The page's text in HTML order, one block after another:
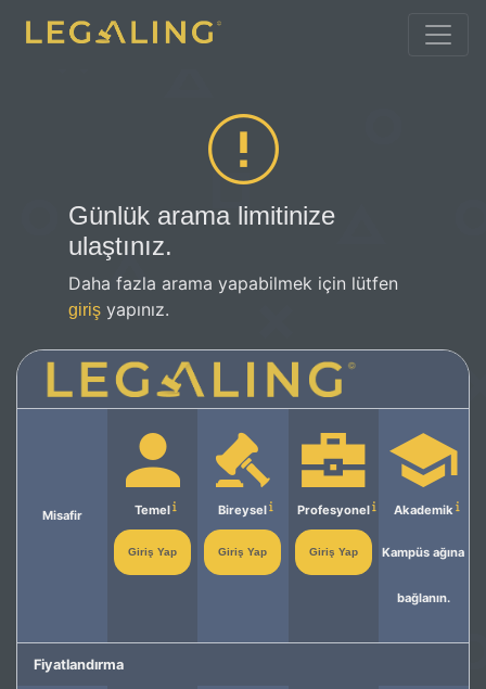
Günlük arama limitinize
ulaştınız.
Daha fazla arama yapabilmek için lütfen
giriş yapınız.
Misafir Temel
Giriş Yap
Bireysel
Giriş Yap
Profesyonel
Giriş Yap
Akademik
Kampüs ağına
bağlanın.
Fiyatlandırma